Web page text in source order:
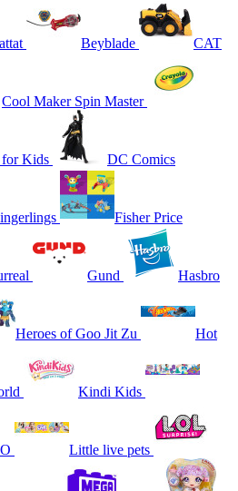
Beyblade CAT
Cool Maker Spin Master
Kids DC Comics
Fisher Price
Gund Hasbro
Heroes of Goo Jit Zu Hot
Kindi Kids
Little live pets